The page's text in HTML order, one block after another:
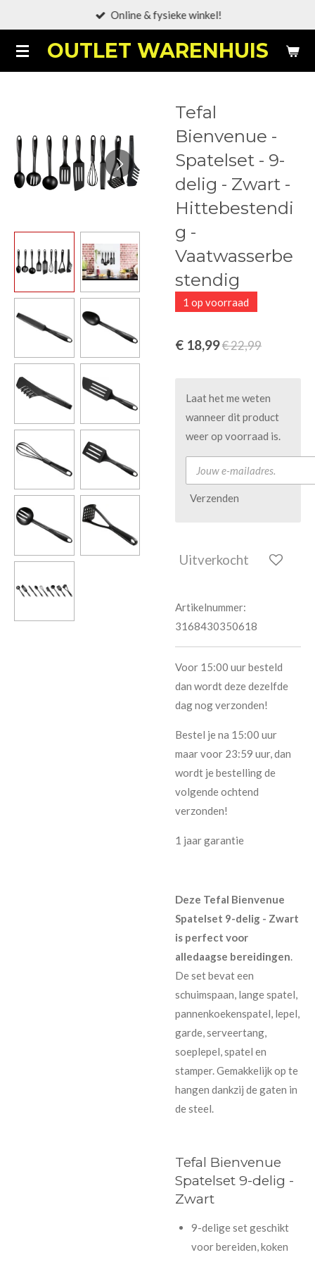
naar
de
OUTLET WARENHUIS
Online & fysieke winkel!
Tefal
Bienvenue -
Spatelset - 9-
delig - Zwart -
Hittebestendi
g -
Vaatwasserbe
stendig
1 op voorraad
€ 18,99€ 22,99
Laat het me weten
wanneer dit product
weer op voorraad is.
Verzenden
Uitverkocht
Artikelnummer:
3168430350618
Voor 15:00 uur besteld
dan wordt deze dezelfde
dag nog verzonden!
Bestel je na 15:00 uur
maar voor 23:59 uur, dan
wordt je bestelling de
volgende ochtend
verzonden!
1 jaar garantie
Deze Tefal Bienvenue
Spatelset 9-delig - Zwart
is perfect voor
alledaagse bereidingen.
De set bevat een
schuimspaan, lange spatel,
pannenkoekenspatel, lepel,
garde, serveertang,
soeplepel, spatel en
stamper. Gemakkelijk op te
hangen dankzij de gaten in
de steel.
Tefal Bienvenue
Spatelset 9-delig -
Zwart
9-delige set geschikt
voor bereiden, koken